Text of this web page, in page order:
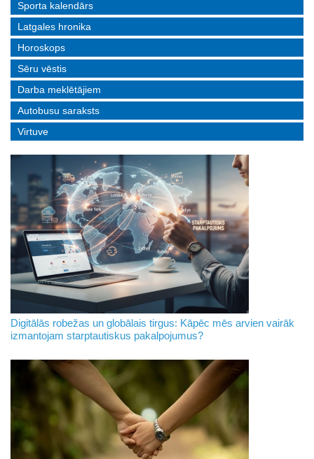
Sporta kalendārs
Latgales hronika
Horoskops
Sēru vēstis
Darba meklētājiem
Autobusu saraksts
Virtuve
Digitālās robežas un globālais tirgus: Kāpēc mēs arvien vairāk
izmantojam starptautiskus pakalpojumus?